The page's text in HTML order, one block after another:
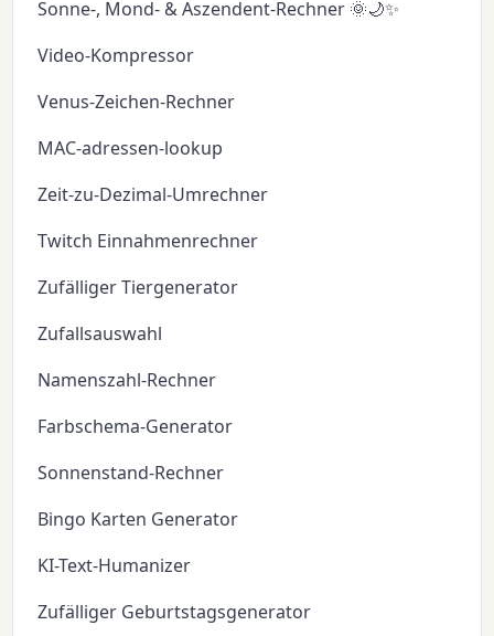
Sonne-, Mond- & Aszendent-Rechner 🌞🌙✨
Video-Kompressor
Venus-Zeichen-Rechner
MAC-adressen-lookup
Zeit-zu-Dezimal-Umrechner
Twitch Einnahmenrechner
Zufälliger Tiergenerator
Zufallsauswahl
Namenszahl-Rechner
Farbschema-Generator
Sonnenstand-Rechner
Bingo Karten Generator
KI-Text-Humanizer
Zufälliger Geburtstagsgenerator